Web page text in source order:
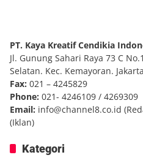
PT. Kaya Kreatif Cendikia
Jl. Gunung Sahari Raya 73 C
Selatan. Kec. Kemayoran.
Fax: 021 – 4245829
Phone: 021- 4246109 / 4269309
Email: info@channel8.co.id
(Iklan)
Kategori